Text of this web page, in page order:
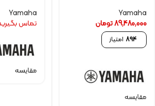
Yamaha
89,480,000تومان
894 امتیاز
مقایسه
Yamaha
تماس
مقایسه